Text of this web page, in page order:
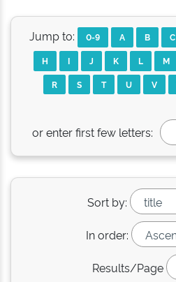
Jump to: 0-9 A B C
H
I J K L M
R
S T U V
or enter first few letters:
Sort by:
In order:
Results/Page